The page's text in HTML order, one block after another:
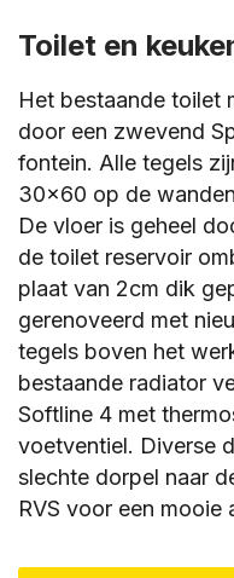
Toilet en
Het bestaande toilet
door een zwevend
fontein. Alle tegels
30×60 op de
De vloer is geheel
de toilet reservoir
plaat van 2cm dik
gerenoveerd met
tegels boven het
bestaande radiator
Softline 4 met
voetventiel. Diverse
slechte dorpel naar
RVS voor een mooie